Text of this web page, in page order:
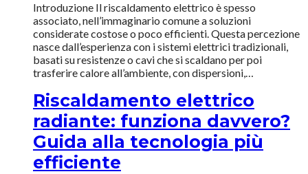
Introduzione Il riscaldamento elettrico è spesso
associato, nell’immaginario comune a soluzioni
considerate costose o poco efficienti. Questa percezione
nasce dall’esperienza con i sistemi elettrici tradizionali,
basati su resistenze o cavi che si scaldano per poi
trasferire calore all’ambiente, con dispersioni,…
Riscaldamento elettrico
radiante: funziona davvero?
Guida alla tecnologia più
efficiente